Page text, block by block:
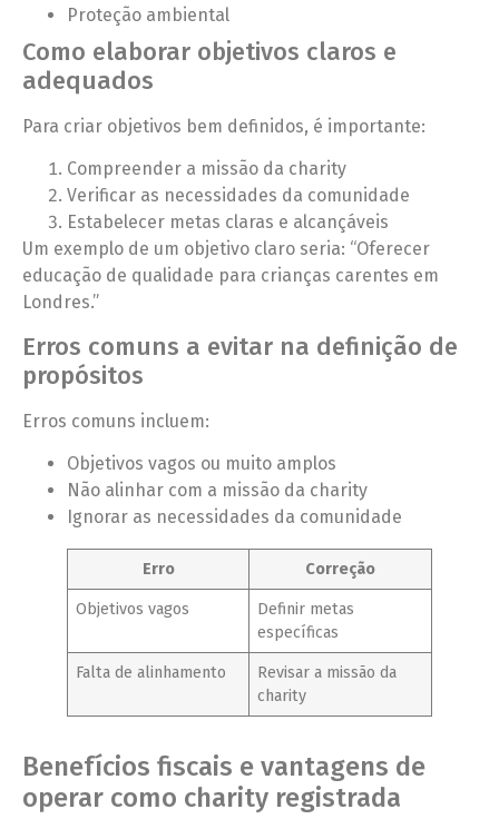
Proteção ambiental
Como elaborar objetivos claros e
adequados
Para criar objetivos bem definidos, é importante:
Compreender a missão da charity
Verificar as necessidades da comunidade
Estabelecer metas claras e alcançáveis
Um exemplo de um objetivo claro seria: “Oferecer
educação de qualidade para crianças carentes em
Londres.”
Erros comuns a evitar na definição de
propósitos
Erros comuns incluem:
Objetivos vagos ou muito amplos
Não alinhar com a missão da charity
Ignorar as necessidades da comunidade
Erro Correção
Objetivos vagos
Definir metas
específicas
Falta de alinhamento
Revisar a missão da
charity
Benefícios fiscais e vantagens de
operar como charity registrada